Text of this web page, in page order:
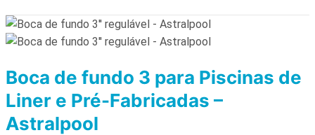
Boca de fundo 3 para Piscinas de
Liner e Pré-Fabricadas –
Astralpool